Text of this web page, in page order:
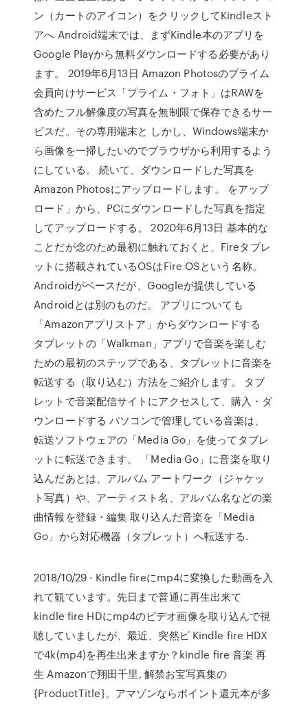
ン（カートのアイコン）をクリックしてKindleスト
アへ Android端末では、まずKindle本のアプリを
Google Playから無料ダウンロードする必要があり
ます。 2019年6月13日 Amazon Photosのプライム
会員向けサービス「プライム・フォト」はRAWを
含めたフル解像度の写真を無制限で保存できるサー
ビスだ。その専用端末と しかし、Windows端末か
ら画像を一掃したいのでブラウザから利用するよう
にしている。 続いて、ダウンロードした写真を
Amazon Photosにアップロードします。 をアップ
ロード」から、PCにダウンロードした写真を指定
してアップロードする。 2020年6月13日 基本的な
ことだが念のため最初に触れておくと、Fireタブレ
ットに搭載されているOSはFire OSという名称。
Androidがベースだが、Googleが提供している
Androidとは別のものだ。 アプリについても
「Amazonアプリストア」からダウンロードする
タブレットの「Walkman」アプリで音楽を楽しむ
ための最初のステップである、タブレットに音楽を
転送する（取り込む）方法をご紹介します。 タブ
レットで音楽配信サイトにアクセスして、購入・ダ
ウンロードする パソコンで管理している音楽は、
転送ソフトウェアの「Media Go」を使ってタブレ
ットに転送できます。 「Media Go」に音楽を取り
込んだあとは、アルバム アートワーク（ジャケッ
ト写真）や、アーティスト名、アルバム名などの楽
曲情報を登録・編集 取り込んだ音楽を「Media
Go」から対応機器（タブレット）へ転送する.
2018/10/29 · Kindle fireにmp4に変換した動画を入
れて観ています。先日まで普通に再生出来て
kindle fire HDにmp4のビデオ画像を取り込んで視
聴していましたが、最近、突然ビ Kindle fire HDX
で4k(mp4)を再生出来ますか？kindle fire 音楽 再
生 Amazonで翔田千里, 解禁お宝写真集の
{ProductTitle}。アマゾンならポイント還元本が多